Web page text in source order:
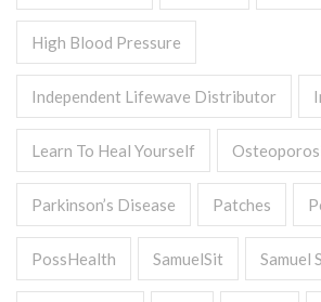
High Blood Pressure
Independent Lifewave Distributor
Learn To Heal Yourself
Parkinson’s Disease Patches
PossHealth SamuelSit Samuel